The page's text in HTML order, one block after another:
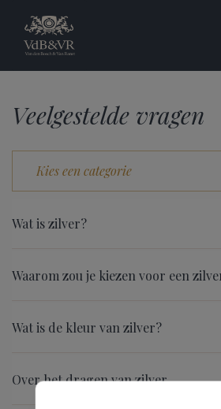
Veelgestelde vragen
Wat is zilver?
Waarom zou je kiezen voor een
Wat is de kleur van zilver?
Over het dragen van zilver …